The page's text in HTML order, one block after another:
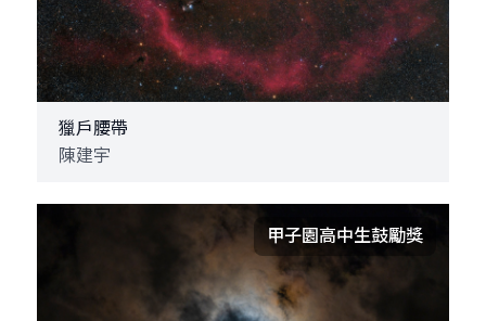
獵戶腰帶
陳建宇
甲子園高中生鼓勵獎